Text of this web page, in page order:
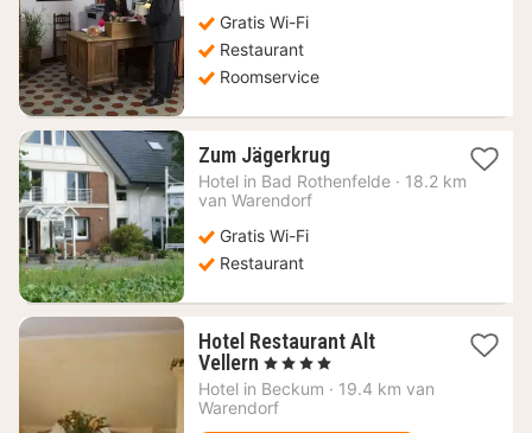
Gratis Wi-Fi
Restaurant
Roomservice
Zum Jägerkrug1
nacht
Hotel in Bad Rothenfelde · 18.2 km
van Warendorf
Gratis Wi-Fi
Restaurant
Hotel Restaurant Alt
Vellern 1
nacht
vanaf
, 4 Sterren
Hotel in Beckum · 19.4 km van
Warendorf